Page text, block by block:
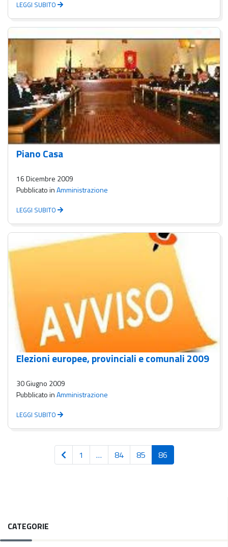
LEGGI SUBITO
Piano Casa
16 Dicembre 2009
Pubblicato inAmministrazione
LEGGI SUBITO
Elezioni europee, provinciali e comunali 2009
30 Giugno 2009
Pubblicato inAmministrazione
LEGGI SUBITO
Pagina
1 … Pagina
84 Pagina
85 Pagina
86
CATEGORIE